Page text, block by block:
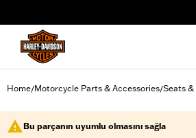
Home/Motorcycle Parts & Accessories/Seats
Bu parçanın uyumlu olmasını sağla